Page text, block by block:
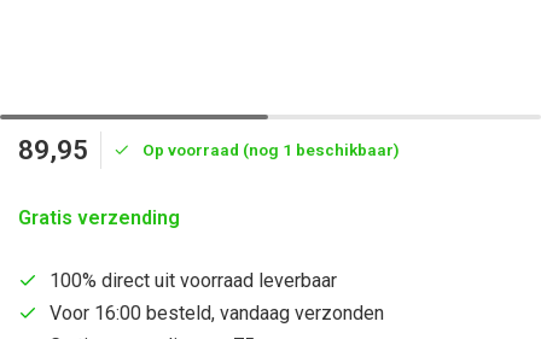
89,95 Op voorraad (nog 1 beschikbaar)
Gratis verzending
100% direct uit voorraad leverbaar
Voor 16:00 besteld, vandaag verzonden